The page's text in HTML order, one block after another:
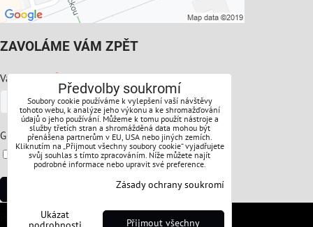
ZAVOLÁME VÁM ZPĚT
Váš telefon:*
GDPR:*
Souhlasíte s ochranou osobních údajů
Předvolby soukromí
Zásady ochrany soukromí
Předvolby soukromí
Soubory cookie používáme k vylepšení vaší návštěvy
tohoto webu, k analýze jeho výkonu a ke shromažďování
údajů o jeho používání. Můžeme k tomu použít nástroje a
služby třetích stran a shromážděná data mohou být
přenášena partnerům v EU, USA nebo jiných zemích.
Kliknutím na „Přijmout všechny soubory cookie“ vyjadřujete
svůj souhlas s tímto zpracováním. Níže můžete najít
podrobné informace nebo upravit své preference.
Zásady ochrany soukromí
Ukázat
Přijmout všechny